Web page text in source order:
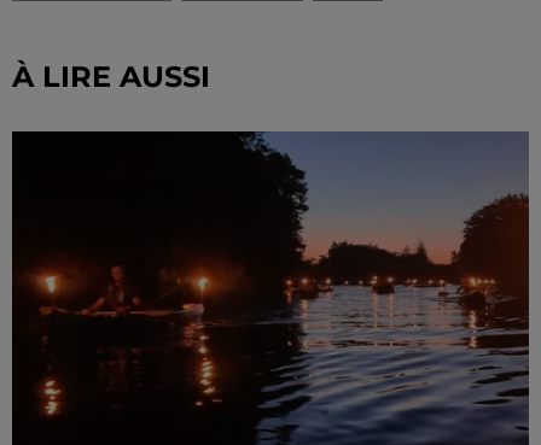
À LIRE AUSSI